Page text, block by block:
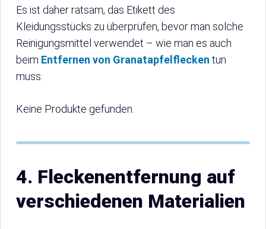
Es ist daher ratsam, das Etikett des
Kleidungsstücks zu überprüfen, bevor man solche
Reinigungsmittel verwendet – wie man es auch
beim Entfernen von Granatapfelflecken tun
muss.
Keine Produkte gefunden.
4. Fleckenentfernung auf
verschiedenen Materialien